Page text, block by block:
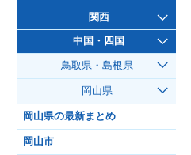
関西
中国・四国
鳥取県・島根県
岡山県
岡山県の最新まとめ
岡山市